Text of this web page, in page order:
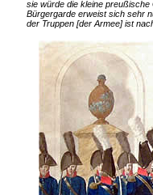
sie würde die kleine
Bürgergarde erweist sich sehr
der Truppen [der Armee] ist